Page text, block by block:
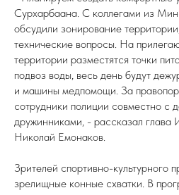
Сурхарбаана. С коллегами из
обсудили зонирование
технические вопросы. На
территории разместятся точки
подвоз воды, весь день будут
и машины медпомощи. За
сотрудники полиции совместно с
дружинниками, - рассказал глава
Николай Емонаков.
Зрителей спортивно-культурного
зрелищные конные схватки. В